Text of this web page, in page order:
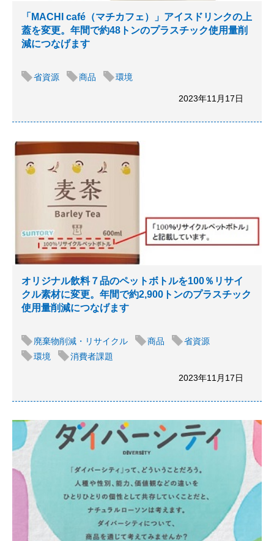
「MACHI café（マチカフェ）」アイスドリンクの上
蓋を変更。年間で約48トンのプラスチック使用量削
減につなげます
省資源 商品 環境
2023年11月17日
オリジナル飲料７品のペットボトルを100％リサイ
クル素材に変更。年間で約2,900トンのプラスチック
使用量削減につなげます
廃棄物削減・リサイクル 商品
省資源
環境
消費者課題
2023年11月17日